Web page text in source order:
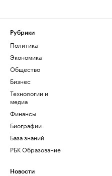
Рубрики
Политика
Экономика
Общество
Бизнес
Технологии и
медиа
Финансы
Биографии
База знаний
РБК Образование
Новости